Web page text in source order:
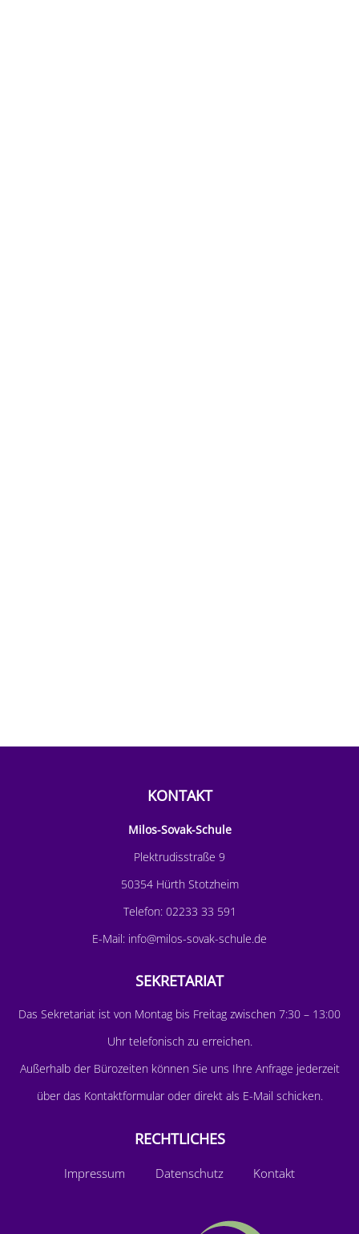
KONTAKT
Milos-Sovak-Schule
Plektrudisstraße 9
50354 Hürth Stotzheim
Telefon:02233 33 591
E-Mail: info@milos-sovak-schule.de
SEKRETARIAT
Das Sekretariat ist von Montag bis Freitag zwischen 7:30 – 13:00
Uhr telefonisch zu erreichen.
Außerhalb der Bürozeiten können Sie uns Ihre Anfrage jederzeit
über das Kontaktformularoder direkt als E-Mail schicken.
RECHTLICHES
Impressum Datenschutz Kontakt